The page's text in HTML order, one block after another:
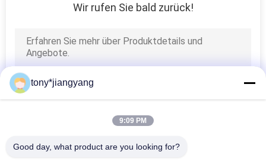
Videoeinladungskarte
Wir rufen Sie bald zurück!
tony*jiangyang
9:09 PM
Good day, what product are you looking for?